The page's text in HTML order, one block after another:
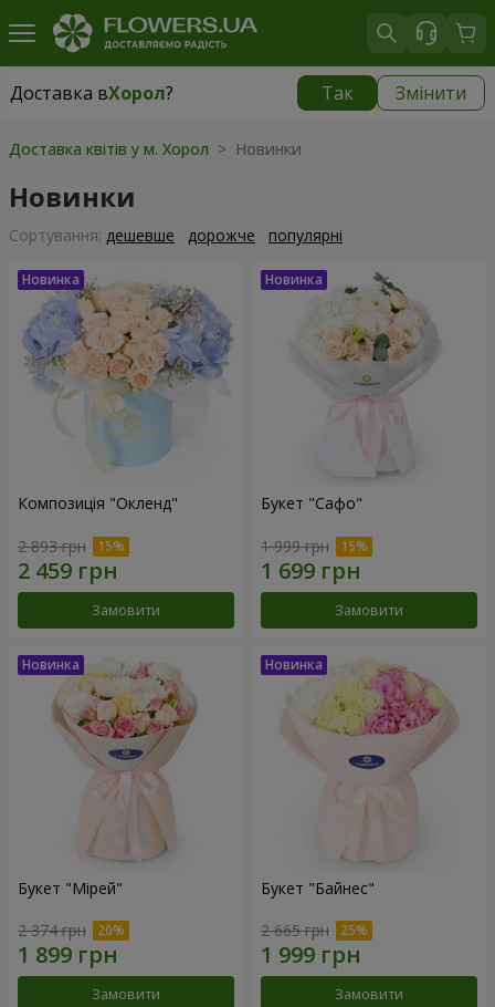
Доставка вХорол? Так Змінити
Доставка вХорол|
Доставка квітів у м. Хорол > Новинки
Новинки
Сортування: дешевше дорожче популярні
Композиція "Окленд"
2 893 грн
Замовити
Букет "Сафо"
1 999 грн
Замовити
Букет "Мірей"
2 374 грн
Замовити
Букет "Байнес"
2 665 грн
Замовити